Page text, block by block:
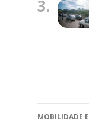
3.
MOBILIDADE